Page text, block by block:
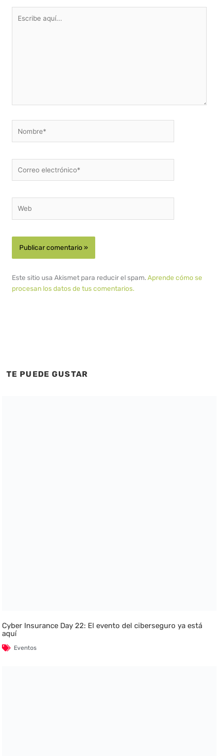
aquí...
electrónico*
Este sitio usa Akismet para reducir el spam.Aprende cómo se
procesan los datos de tus comentarios.
TE PUEDE GUSTAR
Cyber Insurance Day 22: El evento del ciberseguro ya está
aquí
Eventos